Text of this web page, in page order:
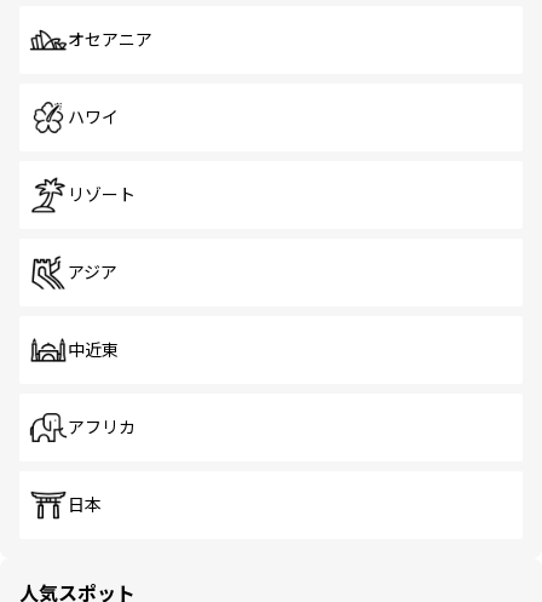
オセアニア
ハワイ
リゾート
アジア
中近東
アフリカ
日本
人気スポット